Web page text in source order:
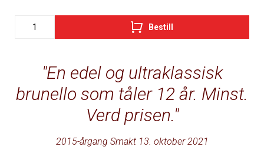
En edel og ultraklassisk
brunello som tåler 12 år. Minst.
Verd prisen.
2015-årgang Smakt 13. oktober 2021
Bestill